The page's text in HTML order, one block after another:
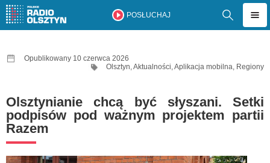
POSŁUCHAJ
Opublikowany 10 czerwca 2026
Olsztyn,Aktualności,Aplikacja mobilna, Regiony
Olsztynianie chcą być słyszani. Setki
podpisów pod ważnym projektem partii
Razem